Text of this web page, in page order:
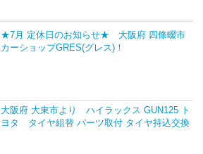
★7月 定休日のお知らせ★ 大阪府 四條畷市
カーショップGRES(グレス)！
大阪府 大東市より ハイラックス GUN125 ト
ヨタ タイヤ組替 パーツ取付 タイヤ持込交換